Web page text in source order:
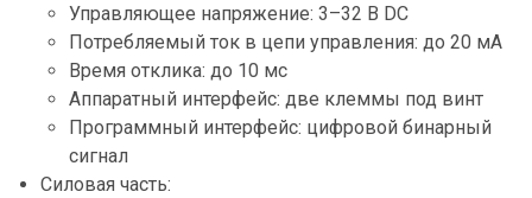
Управляющее напряжение: 3–32 В DC
Потребляемый ток в цепи управления: до 20 мА
Время отклика: до 10 мс
Аппаратный интерфейс: две клеммы под винт
Программный интерфейс: цифровой бинарный
сигнал
Силовая часть: